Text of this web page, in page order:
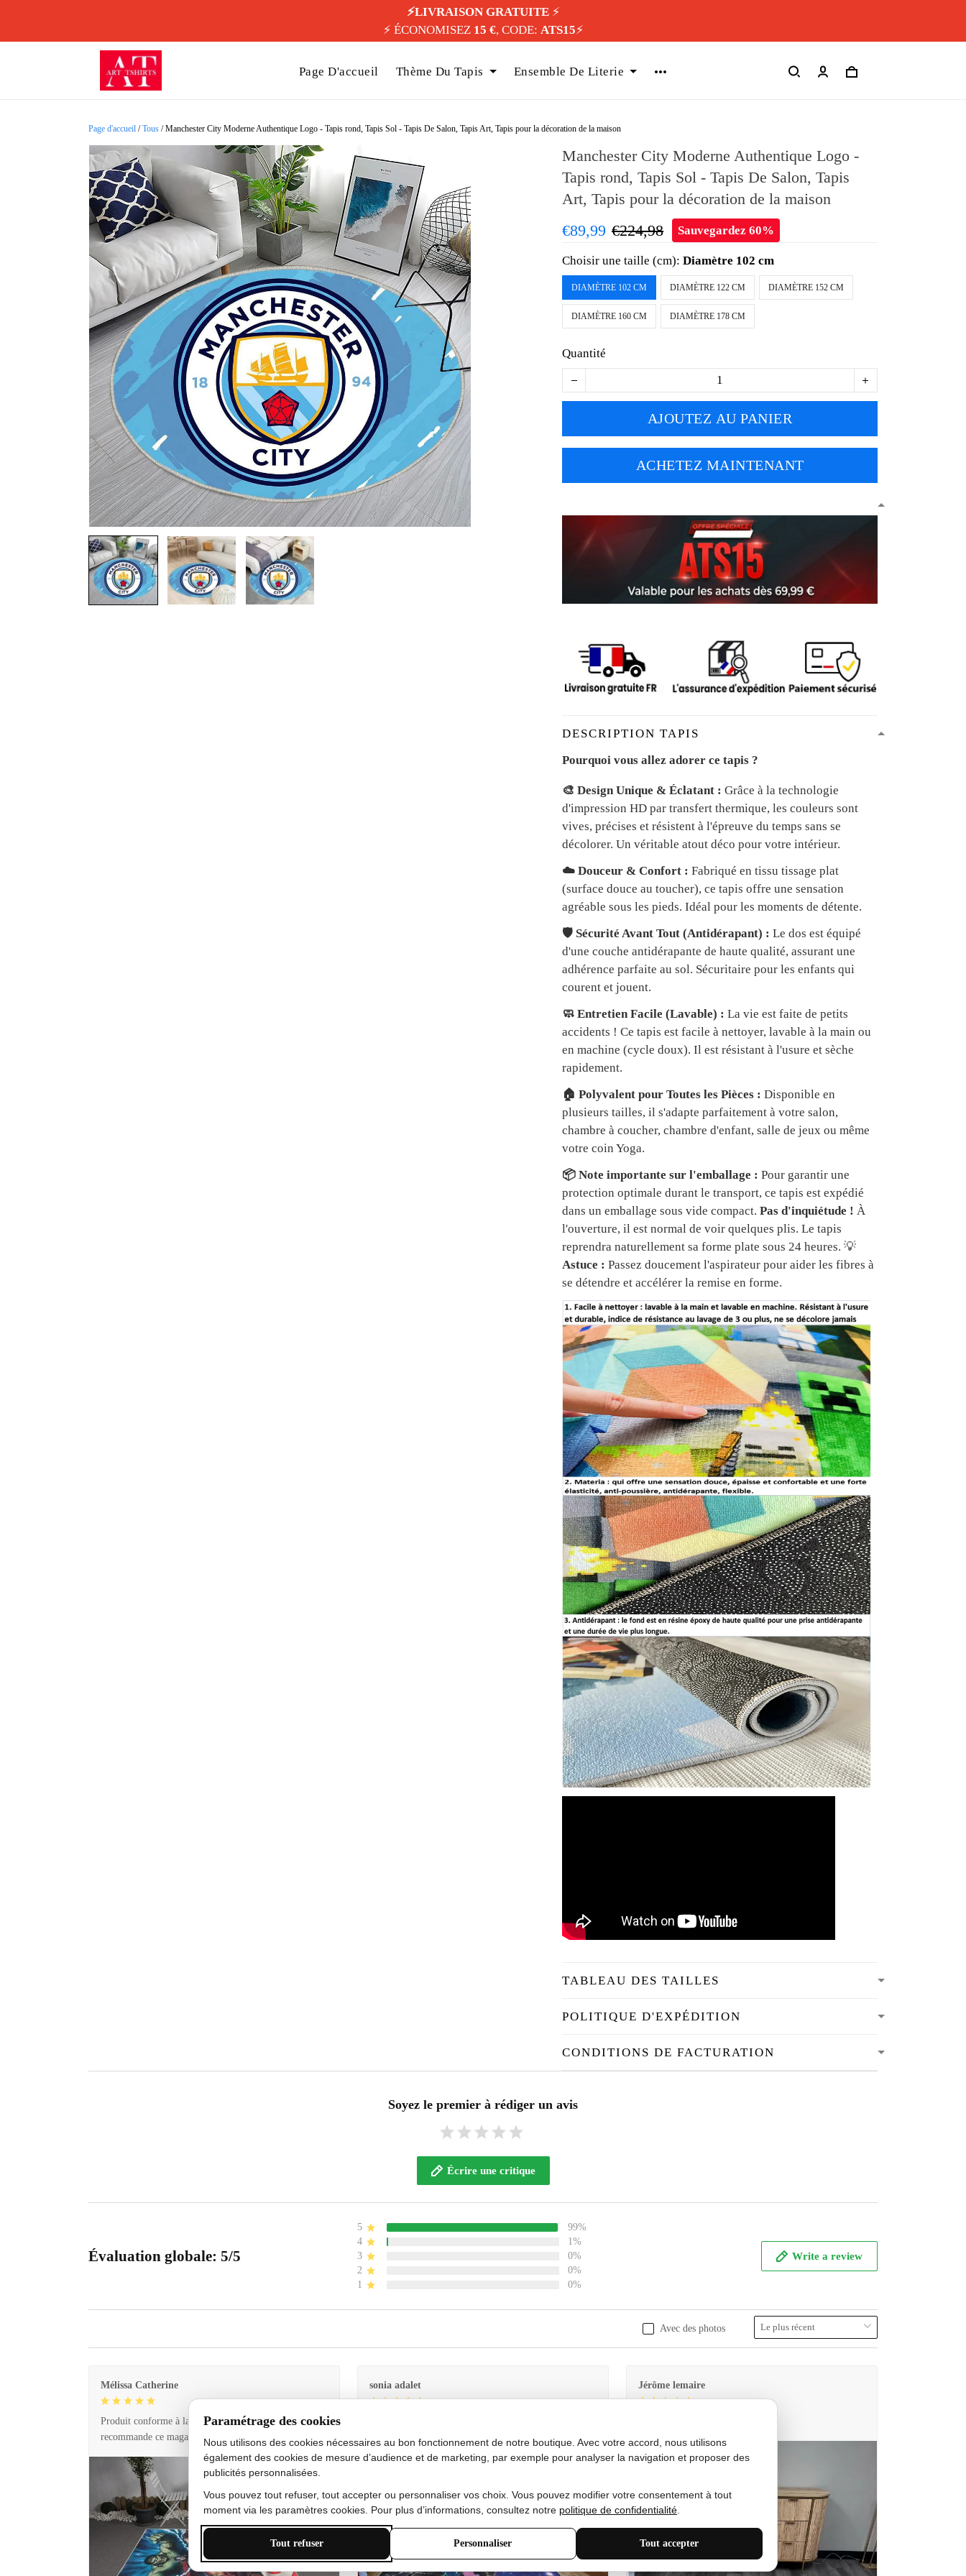
⚡️LIVRAISON GRATUITE⚡️
⚡️ ÉCONOMISEZ 15 €, CODE: ATS15⚡️
Page D'accueil Thème Du Tapis Ensemble De Literie
Page d'accueil /Tous /Manchester City Moderne Authentique Logo - Tapis rond, Tapis Sol - Tapis De Salon, Tapis Art, Tapis pour la décoration de la maison
Manchester City Moderne Authentique Logo -
Tapis rond, Tapis Sol - Tapis De Salon, Tapis
Art, Tapis pour la décoration de la maison
€89,99 €224,98 Sauvegardez 60%
Choisir une taille (cm):Diamètre 102 cm
DIAMÈTRE 102 CM DIAMÈTRE 122 CM DIAMÈTRE 152 CM
DIAMÈTRE 160 CM DIAMÈTRE 178 CM
Quantité
AJOUTEZ AU PANIER
ACHETEZ MAINTENANT
DESCRIPTION TAPIS
Pourquoi vous allez adorer ce tapis ?
🎨 Design Unique & Éclatant : Grâce à la technologie
d'impression HD par transfert thermique, les couleurs sont
vives, précises et résistent à l'épreuve du temps sans se
décolorer. Un véritable atout déco pour votre intérieur.
☁️ Douceur & Confort : Fabriqué en tissu tissage plat
(surface douce au toucher), ce tapis offre une sensation
agréable sous les pieds. Idéal pour les moments de détente.
🛡️ Sécurité Avant Tout (Antidérapant) : Le dos est équipé
d'une couche antidérapante de haute qualité, assurant une
adhérence parfaite au sol. Sécuritaire pour les enfants qui
courent et jouent.
🧼 Entretien Facile (Lavable) : La vie est faite de petits
accidents ! Ce tapis est facile à nettoyer, lavable à la main ou
en machine (cycle doux). Il est résistant à l'usure et sèche
rapidement.
🏠 Polyvalent pour Toutes les Pièces : Disponible en
plusieurs tailles, il s'adapte parfaitement à votre salon,
chambre à coucher, chambre d'enfant, salle de jeux ou même
votre coin Yoga.
📦 Note importante sur l'emballage : Pour garantir une
protection optimale durant le transport, ce tapis est expédié
dans un emballage sous vide compact.Pas d'inquiétude ! À
l'ouverture, il est normal de voir quelques plis. Le tapis
reprendra naturellement sa forme plate sous 24 heures. 💡
Astuce : Passez doucement l'aspirateur pour aider les fibres à
se détendre et accélérer la remise en forme.
TABLEAU DES TAILLES
POLITIQUE D'EXPÉDITION
CONDITIONS DE FACTURATION
Soyez le premier à rédiger un avis
Écrire une critique
Évaluation globale: 5/5
5
99%
4
1%
3
0%
2
0%
1
0%
Write a review
Avec des photos
Mélissa Catherine
Produit conforme à la description et livraison rapide. Je
recommande ce magasin !
sonia adalet
bon état doux
Jérôme lemaire
Paramétrage des cookies
Nous utilisons des cookies nécessaires au bon fonctionnement de notre boutique. Avec votre accord, nous utilisons
également des cookies de mesure d’audience et de marketing, par exemple pour analyser la navigation et proposer des
publicités personnalisées.
Vous pouvez tout refuser, tout accepter ou personnaliser vos choix. Vous pouvez modifier votre consentement à tout
moment via les paramètres cookies. Pour plus d’informations, consultez notre politique de confidentialité
Tout refuser Personnaliser Tout accepter